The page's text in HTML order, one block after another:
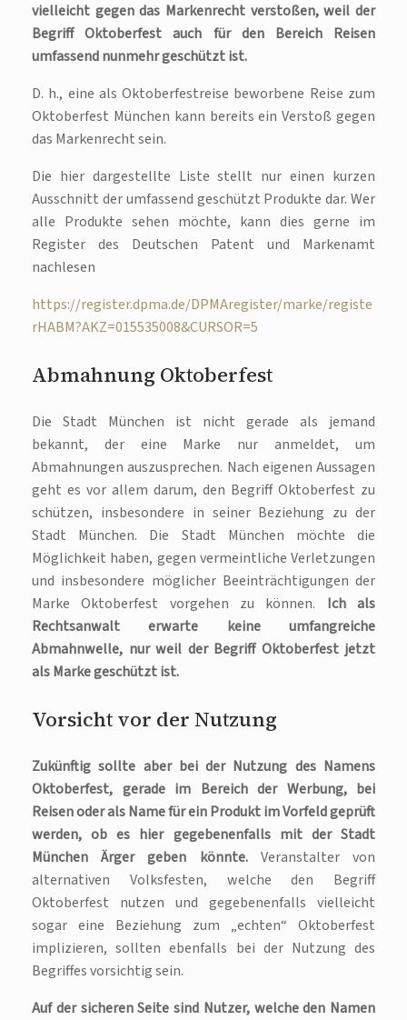
vielleicht gegen das Markenrecht verstoßen, weil der
Begriff Oktoberfest auch für den Bereich Reisen
umfassend nunmehr geschützt ist.
D. h., eine als Oktoberfestreise beworbene Reise zum
Oktoberfest München kann bereits ein Verstoß gegen
das Markenrecht sein.
Die hier dargestellte Liste stellt nur einen kurzen
Ausschnitt der umfassend geschützt Produkte dar. Wer
alle Produkte sehen möchte, kann dies gerne im
Register des Deutschen Patent und Markenamt
nachlesen
https://register.dpma.de/DPMAregister/marke/registe
rHABM?AKZ=015535008&CURSOR=5
Abmahnung Oktoberfest
Die Stadt München ist nicht gerade als jemand
bekannt, der eine Marke nur anmeldet, um
Abmahnungen auszusprechen. Nach eigenen Aussagen
geht es vor allem darum, den Begriff Oktoberfest zu
schützen, insbesondere in seiner Beziehung zu der
Stadt München. Die Stadt München möchte die
Möglichkeit haben, gegen vermeintliche Verletzungen
und insbesondere möglicher Beeinträchtigungen der
Marke Oktoberfest vorgehen zu können. Ich als
Rechtsanwalt erwarte keine umfangreiche
Abmahnwelle, nur weil der Begriff Oktoberfest jetzt
als Marke geschützt ist.
Vorsicht vor der Nutzung
Zukünftig sollte aber bei der Nutzung des Namens
Oktoberfest, gerade im Bereich der Werbung, bei
Reisen oder als Name für ein Produkt im Vorfeld geprüft
werden, ob es hier gegebenenfalls mit der Stadt
München Ärger geben könnte.Veranstalter von
alternativen Volksfesten, welche den Begriff
Oktoberfest nutzen und gegebenenfalls vielleicht
sogar eine Beziehung zum „echten“ Oktoberfest
implizieren, sollten ebenfalls bei der Nutzung des
Begriffes vorsichtig sein.
Auf der sicheren Seite sind Nutzer, welche den Namen